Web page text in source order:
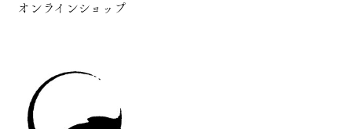
オンラインショップ